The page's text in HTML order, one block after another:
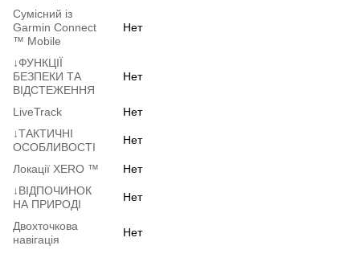
Сумісний із
Garmin Connect
™ Mobile
Нет
↓ФУНКЦІЇ
БЕЗПЕКИ ТА
ВІДСТЕЖЕННЯ
Нет
LiveTrack
Нет
↓ТАКТИЧНІ
ОСОБЛИВОСТІ
Нет
Локації XERO ™
Нет
↓ВІДПОЧИНОК
НА ПРИРОДІ
Нет
Двохточкова
навігація
Нет